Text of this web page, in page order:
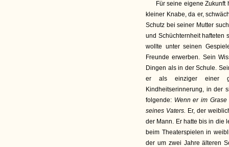
Für seine eigene Zukunft
kleiner Knabe, da er,
Schutz bei seiner Mutter
und Schüchternheit hafteten
wollte unter seinen
Freunde erwerben. Sein
Dingen als in der Schule.
er als einziger einer
Kindheitserinnerung, in der
folgende: Wenn er im
seines Vaters. Er, der
der Mann. Er hatte bis in die
beim Theaterspielen in
der um zwei Jahre älteren